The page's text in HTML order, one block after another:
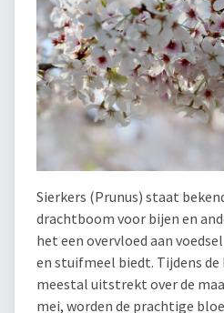
Sierkers (Prunus) staat
drachtboom voor bijen en
het een overvloed aan
en stuifmeel biedt. Tijdens
meestal uitstrekt over de
mei, worden de prachtige